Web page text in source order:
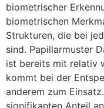
biometrischer
biometrischen
Strukturen, die bei
sind. Papillarmuster
ist bereits mit relativ
kommt bei der
anderem zum